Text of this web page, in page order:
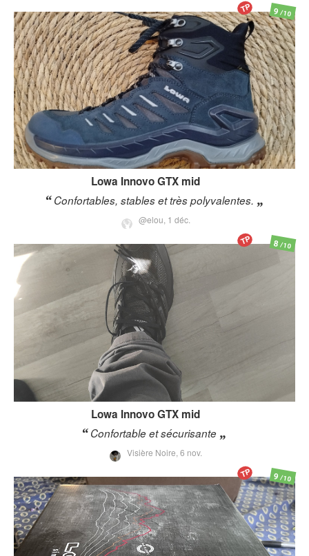
Lowa Innovo GTX mid
Confortables, stables et très polyvalentes.
@elou, 1 déc.
9/10
TP
Lowa Innovo GTX mid
Confortable et sécurisante
Visière Noire, 6 nov.
8/10
TP
9/10
TP